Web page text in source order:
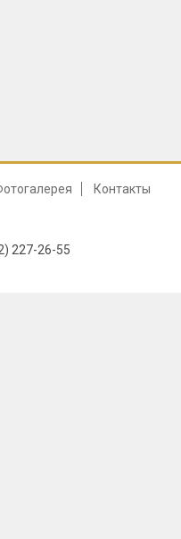
Контакты
227-26-55